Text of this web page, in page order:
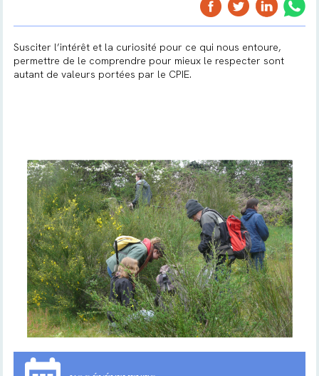
Susciter l’intérêt et la curiosité pour ce qui nous entoure,
permettre de le comprendre pour mieux le respecter sont
autant de valeurs portées par le CPIE.